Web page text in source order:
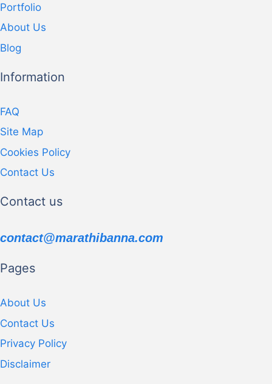
Portfolio
About Us
Blog
Information
FAQ
Site Map
Cookies Policy
Contact Us
Contact us
contact@marathibanna.com
Pages
About Us
Contact Us
Privacy Policy
Disclaimer